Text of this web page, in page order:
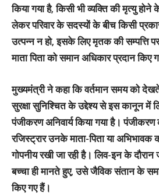
किया गया है, किसी भी व्यक्ति की मृत्यु
लेकर परिवार के सदस्यों के बीच किसी
उत्पन्न न हो, इसके लिए मृतक की सम्पत्ति
माता पिता को समान अधिकार प्रदान किए
मुख्यमंत्री ने कहा कि वर्तमान समय को
सुरक्षा सुनिश्चित के उद्देश्य से इस कानून में
पंजीकरण अनिवार्य किया गया है।
रजिस्ट्रार उनके माता-पिता या अभिभावक
गोपनीय रखी जा रही है। लिव-इन के
बच्चा ही मानते हुए, उसे जैविक संतान के
किए गए हैं।